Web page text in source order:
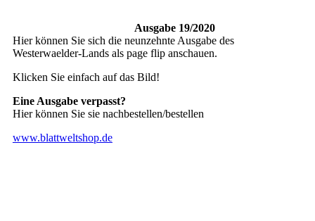
Ausgabe 19/2020
Hier können Sie sich die neunzehnte Ausgabe des
Westerwaelder-Lands als page flip anschauen.
Klicken Sie einfach auf das Bild!
Eine Ausgabe verpasst?
Hier können Sie sie nachbestellen/bestellen
www.blattweltshop.de